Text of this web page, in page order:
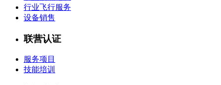
行业飞行服务
设备销售
联营认证
服务项目
技能培训